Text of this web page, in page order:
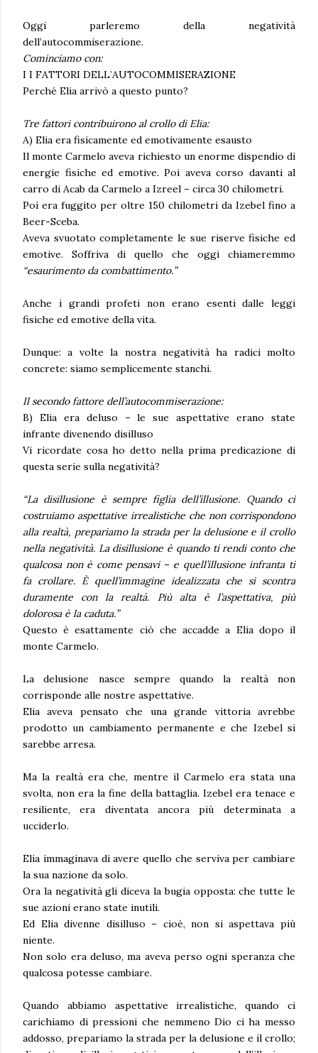
Oggi parleremo della negatività
dell’autocommiserazione.
Cominciamo con:
I I FATTORI DELL’AUTOCOMMISERAZIONE
Perché Elia arrivò a questo punto?
Tre fattori contribuirono al crollo di Elia:
A) Elia era fisicamente ed emotivamente esausto
Il monte Carmelo aveva richiesto un enorme dispendio di
energie fisiche ed emotive. Poi aveva corso davanti al
carro di Acab da Carmelo a Izreel – circa 30 chilometri.
Poi era fuggito per oltre 150 chilometri da Izebel fino a
Beer-Sceba.
Aveva svuotato completamente le sue riserve fisiche ed
emotive. Soffriva di quello che oggi chiameremmo
“esaurimento da combattimento.”
Anche i grandi profeti non erano esenti dalle leggi
fisiche ed emotive della vita.
Dunque: a voltela nostra negatività ha radici molto
concrete: siamo semplicemente stanchi.
Il secondo fattore dell’autocommiserazione:
B) Elia era deluso – le sue aspettative erano state
infrante divenendo disilluso
Vi ricordate cosa ho detto nella prima predicazione di
questa serie sulla negatività?
“La disillusione è sempre figlia dell’illusione. Quando ci
costruiamo aspettative irrealistiche che non corrispondono
alla realtà, prepariamo la strada per la delusione e il crollo
nella negatività. La disillusione è quando ti rendi conto che
qualcosa non è come pensavi –e quell’illusione infranta ti
fa crollare. È quell’immagine idealizzata che si scontra
duramente con la realtà. Più alta è l’aspettativa, più
dolorosa è la caduta.”
Questo è esattamente ciò che accadde a Elia dopo il
monte Carmelo.
La delusione nasce sempre quando la realtà non
corrisponde alle nostre aspettative.
Elia aveva pensato che una grande vittoria avrebbe
prodotto un cambiamento permanente e che Izebel si
sarebbe arresa.
Ma la realtà era che, mentre il Carmelo era stata una
svolta, non era la fine della battaglia. Izebel era tenace e
resiliente, era diventata ancora più determinata a
ucciderlo.
Elia immaginava di avere quello che serviva per cambiare
la sua nazione da solo.
Ora la negatività gli diceva la bugia opposta: che tutte le
sue azioni erano state inutili.
Ed Elia divenne disilluso – cioè, non si aspettava più
niente.
Non solo era deluso, ma aveva perso ogni speranza che
qualcosa potesse cambiare.
Quando abbiamo aspettative irrealistiche, quando ci
carichiamo di pressioni che nemmeno Dio ci ha messo
addosso, prepariamo la strada per la delusione e il crollo;